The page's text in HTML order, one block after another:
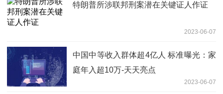
特朗普所涉联邦刑案潜在关键证人作证
2023-06-07
中国中等收入群体超4亿人 标准曝光：家
庭年入超10万-天天亮点
2023-06-07